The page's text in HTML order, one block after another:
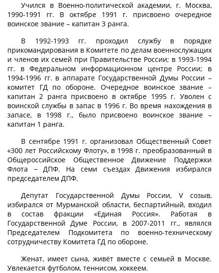
Учился в Военно-политической академии, г. Москва,
1990-1991 гг. В октябре 1991 г. присвоено очередное
воинское звание – капитан 3 ранга.
В 1992-1993 гг. проходил службу в порядке
прикомандирования в Комитете по делам военнослужащих
и членов их семей при Правительстве России; в 1993-1994
гг. в Федеральном информационном центре России; в
1994-1996 гг. в аппарате Государственной Думы России –
комитет ГД по обороне. Очередное воинское звание –
капитан 2 ранга присвоено в октябре 1995 г. Уволен с
воинской службы в запас в 1996 г. Во время нахождения в
запасе, в 1998 г., было присвоено воинское звание –
капитан 1 ранга.
В сентябре 1991 г. организовал Общественный Совет
«300 лет Российскому Флоту», в 1998 г. преобразованный в
Общероссийское Общественное Движение Поддержки
Флота − ДПФ. На семи съездах Движения избирался
председателем ДПФ.
Депутат Государственной Думы России, V созыв,
избирался от Мурманской области, беспартийный, входил
в состав фракции «Единая Россия». Работая в
Государственной Думе России, в 2007-2011 гг., являлся
Председателем Подкомитета по военно-техническому
сотрудничеству Комитета ГД по обороне.
Женат, имеет сына, живёт вместе с семьей в Москве.
Увлекается футболом, теннисом, хоккеем.